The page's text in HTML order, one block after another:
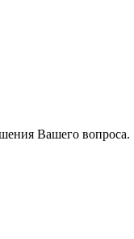
Вашего вопроса.